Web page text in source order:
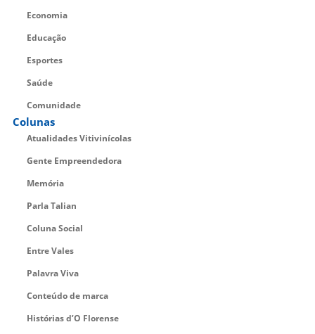
Economia
Educação
Esportes
Saúde
Comunidade
Colunas
Atualidades Vitivinícolas
Gente Empreendedora
Memória
Parla Talian
Coluna Social
Entre Vales
Palavra Viva
Conteúdo de marca
Histórias d’O Florense